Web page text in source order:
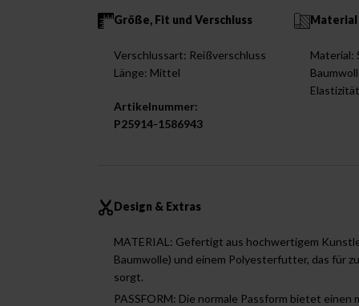
Größe, Fit und Verschluss
Verschlussart: Reißverschluss
Länge: Mittel
Artikelnummer:
P25914-1586943
Material
Material:
Design & Extras
MATERIAL: Gefertigt aus hochwertigem
Baumwolle) und einem Polyesterfutter, das für
sorgt.
PASSFORM: Die normale Passform bietet einen